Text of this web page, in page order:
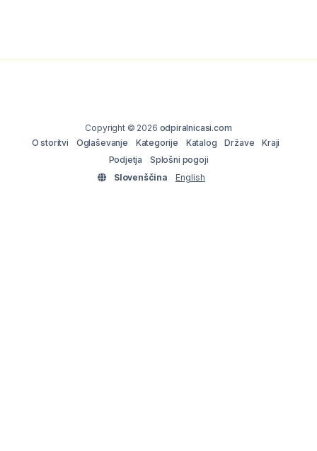
Copyright © 2026 odpiralnicasi.com
O storitvi
Oglaševanje Kategorije Katalog Države
Kraji
Podjetja
Splošni pogoji
Slovenščina
English